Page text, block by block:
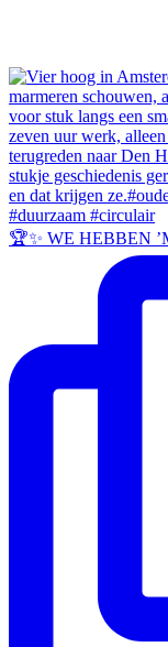
🏆✨ WE HEBBEN